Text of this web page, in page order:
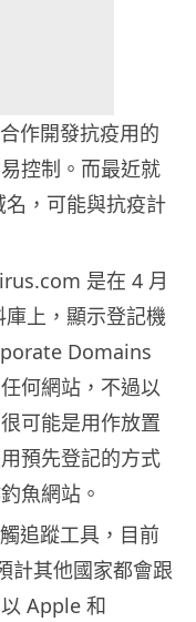
作開發抗疫用的
控制。而最近就
，可能與抗疫計
是在 4 月
上，顯示登記機
Domains
何網站，不過以
可能是用作放置
預先登記的方式
魚網站。
追蹤工具，目前
計其他國家都會跟
Apple 和